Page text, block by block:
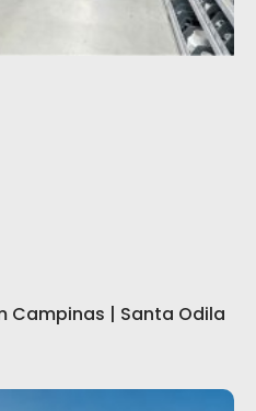
Campinas | Santa Odila